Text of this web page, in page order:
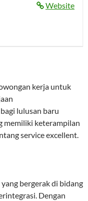
Website
kerja untuk
lulusan baru
memiliki keterampilan
service excellent.
bergerak di bidang
Dengan